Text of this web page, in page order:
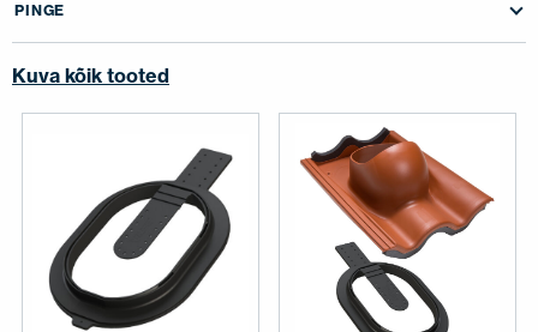
PINGE
Kuva kõik tooted